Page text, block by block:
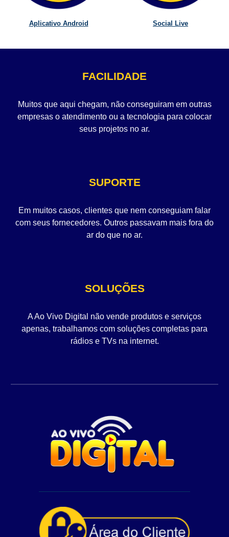
Aplicativo Android Social Live
FACILIDADE
Muitos que aqui chegam, não conseguiram em outras
empresas o atendimento ou a tecnologia para colocar
seus projetos no ar.
SUPORTE
Em muitos casos, clientes que nem conseguiam falar
com seus fornecedores. Outros passavam mais fora do
ar do que no ar.
SOLUÇÕES
A Ao Vivo Digital não vende produtos e serviços
apenas, trabalhamos com soluções completas para
rádios e TVs na internet.